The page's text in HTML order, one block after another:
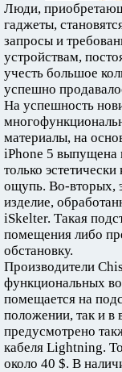
Люди,
гаджеты,
запросы и
устройствам,
учесть большое
успешно
На успешность
материалы, на
iPhone 5 выпущена
только
ощупь. Во-вторых,
изделие,
iSkelter. Такая
помещения либо
обстановку.
Производители
функциональных
помещается на
положении, так и в
предусмотрено
кабеля Lightning.
около 40 $. В